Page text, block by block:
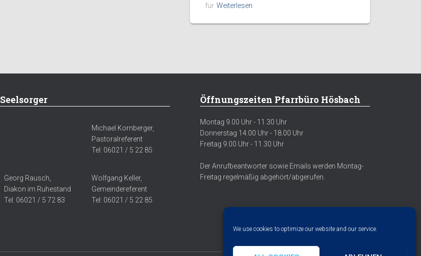
We use cookies to optimize our website and our service.
für Weiterlesen
Seelsorger
Michael Kornberger,
Pastoralreferent
Tel: 06021 / 5 22 85
Georg Rausch,
Diakon im Ruhestand
Tel: 06021 / 5 72 83
Wolfgang Keller,
Gemeindereferent
Tel: 06021 / 5 22 85
Öffnungszeiten Pfarrbüro Hösbach
Montag 9.00 Uhr - 11.30 Uhr
Donnerstag 14:00 Uhr - 18.00 Uhr
Freitag 9.00 Uhr - 11.30 Uhr
Der Anrufbeantworter sowie Emails werden Montag-
Freitag regelmäßig abgehört/abgerufen.